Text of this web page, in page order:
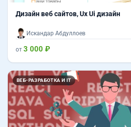
Дизайн веб сайтов, Ux Ui дизайн
Искандар Абдуллоев
от 3 000 ₽
ВЕБ-РАЗРАБОТКА И IT